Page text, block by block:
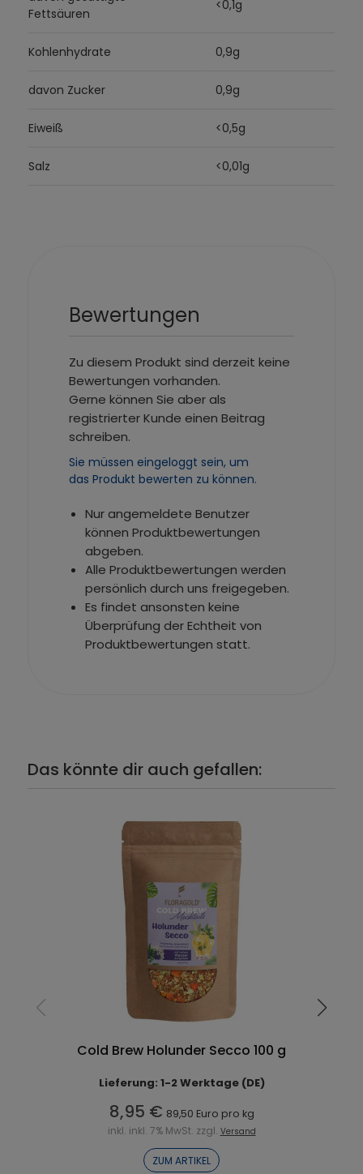
Fettsäuren
<0,1g
Kohlenhydrate 0,9g
davon Zucker 0,9g
Eiweiß <0,5g
Salz <0,01g
Bewertungen
Zu diesem Produkt sind derzeit keine
Bewertungen vorhanden.
Gerne können Sie aber als
registrierter Kunde einen Beitrag
schreiben.
Sie müssen eingeloggt sein, um
das Produkt bewerten zu können.
Nur angemeldete Benutzer
können Produktbewertungen
abgeben.
Alle Produktbewertungen werden
persönlich durch uns freigegeben.
Es findet ansonsten keine
Überprüfung der Echtheit von
Produktbewertungen statt.
Das könnte dir auch gefallen:
Cold Brew Holunder Secco 100 g
Lieferung: 1-2 Werktage (DE)
8,95 € 89,50 Euro pro kg
inkl. inkl. 7% MwSt. zzgl. Versand
ZUM ARTIKEL